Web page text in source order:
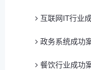
互联网IT行业
政务系统成功
餐饮行业成功